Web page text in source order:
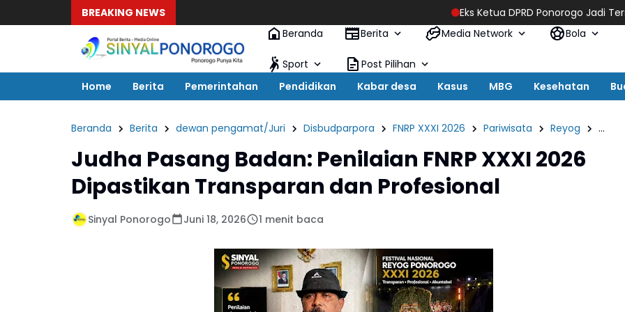
BREAKING NEWS Eks Ketua DPRD Ponorogo Jadi Tersangka! Kuasa
Beranda
Berita Media Network Bola
Sport
Post Pilihan
Home
Berita Pemerintahan Pendidikan Kabar desa Kasus MBG Kesehatan
Beranda Berita dewan pengamat/Juri Disbudparpora FNRP XXXI 2026 Pariwisata Reyog
Judha Pasang Badan: Penilaian FNRP XXXI 2026
Dipastikan Transparan dan Profesional
Sinyal Ponorogo Juni 18, 2026 1 menit baca